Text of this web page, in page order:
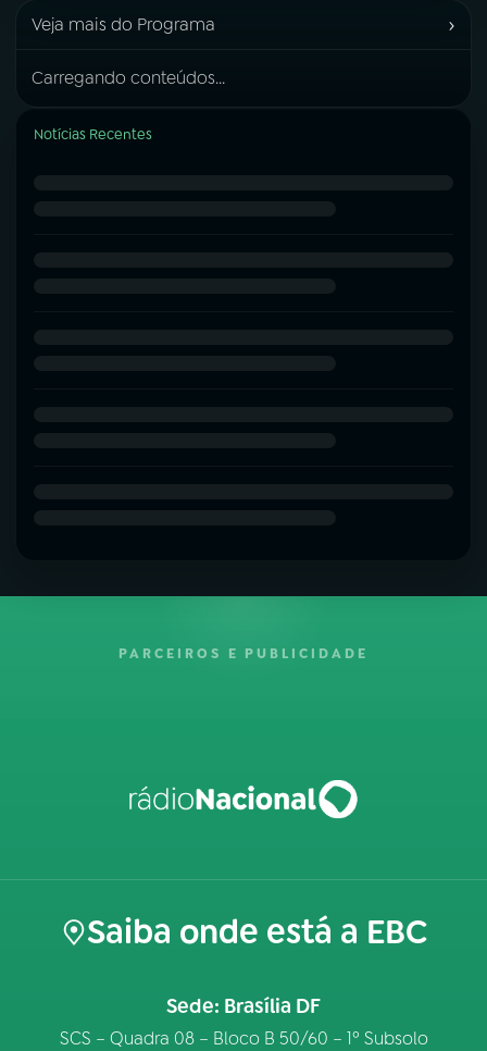
Veja mais do Programa ›
Carregando conteúdos...
Notícias Recentes
PARCEIROS E PUBLICIDADE
Saiba onde está a EBC
Sede: Brasília DF
SCS – Quadra 08 – Bloco B 50/60 – 1º Subsolo